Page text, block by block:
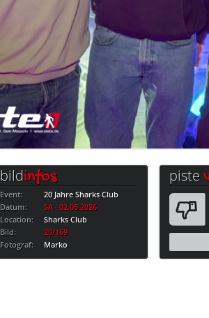
bildinfos
Event:
20 Jahre Sharks Club
Datum:
SA · 02.05.2026
Location:
Sharks Club
Bild:
20/169
Fotograf:
Marko
piste